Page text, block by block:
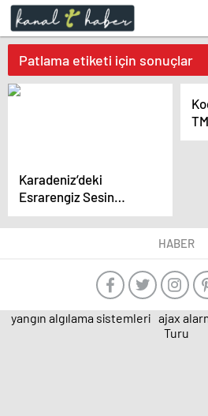
Patlama etiketi için sonuçlar
Karadeniz’deki
Esrarengiz Sesin
Kaynağı Hala
Bulunamadı
HABER
yangın algılama sistemleri ajax
Turu